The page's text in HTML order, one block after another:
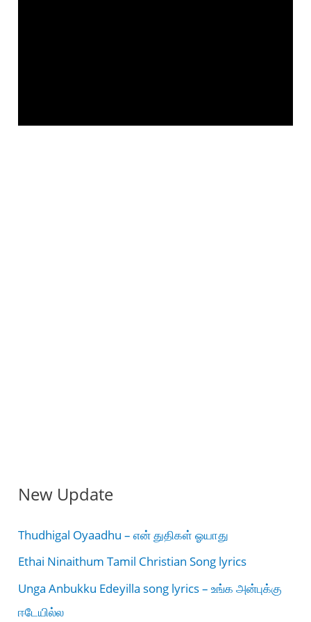
New Update
Thudhigal Oyaadhu – என் துதிகள் ஓயாது
Ethai Ninaithum Tamil Christian Song lyrics
Unga Anbukku Edeyilla song lyrics – உங்க அன்புக்கு
ஈடேயில்ல